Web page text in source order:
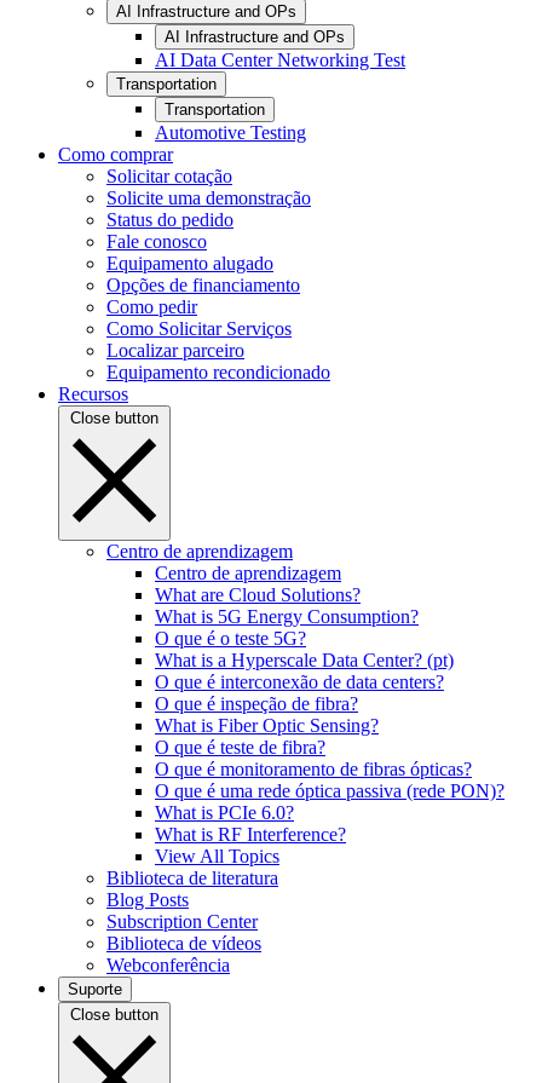
AI Infrastructure and OPs
AI Infrastructure and OPs
AI Data Center Networking Test
Transportation
Transportation
Automotive Testing
Como comprar
Solicitar cotação
Solicite uma demonstração
Status do pedido
Fale conosco
Equipamento alugado
Opções de financiamento
Como pedir
Como Solicitar Serviços
Localizar parceiro
Equipamento recondicionado
Recursos
Close button
Centro de aprendizagem
Centro de aprendizagem
What are Cloud Solutions?
What is 5G Energy Consumption?
O que é o teste 5G?
What is a Hyperscale Data Center? (pt)
O que é interconexão de data centers?
O que é inspeção de fibra?
What is Fiber Optic Sensing?
O que é teste de fibra?
O que é monitoramento de fibras ópticas?
O que é uma rede óptica passiva (rede PON)?
What is PCIe 6.0?
What is RF Interference?
View All Topics
Biblioteca de literatura
Blog Posts
Subscription Center
Biblioteca de vídeos
Webconferência
Suporte
Close button